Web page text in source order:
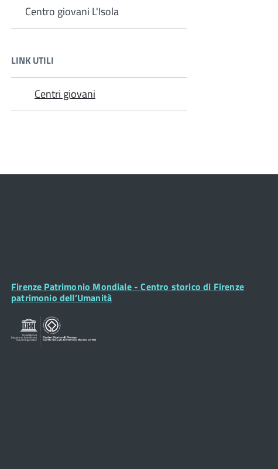
Centro giovani L'Isola
LINK UTILI
Centri giovani
Footer
Widget
Firenze Patrimonio Mondiale - Centro storico di Firenze
patrimonio dell’Umanità